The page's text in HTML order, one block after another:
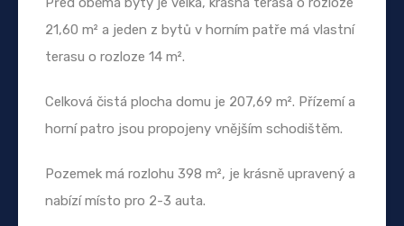
21,60 m² a jeden z bytů v horním patře má vlastní
terasu o rozloze 14 m².
Celková čistá plocha domu je 207,69 m². Přízemí a
horní patro jsou propojeny vnějším schodištěm.
Pozemek má rozlohu 398 m², je krásně upravený a
nabízí místo pro 2-3 auta.